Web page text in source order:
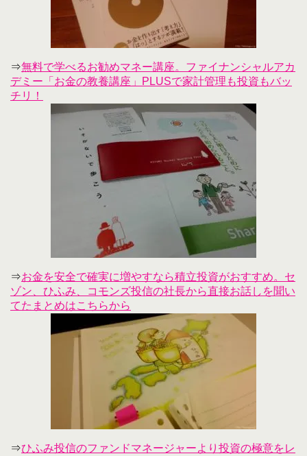
⇒無料で学べるお勧めマネー講座。ファイナンシャルアカ
デミー「お金の教養講座」PLUSで家計管理も投資もバッ
チリ！
⇒お金を安全で確実に増やすなら積立投資がおすすめ。セ
ゾン、ひふみ、コモンズ投信の社長から直接お話しを聞い
てたまとめはこちらから
⇒ひふみ投信のファンドマネージャーより投資の極意をレ